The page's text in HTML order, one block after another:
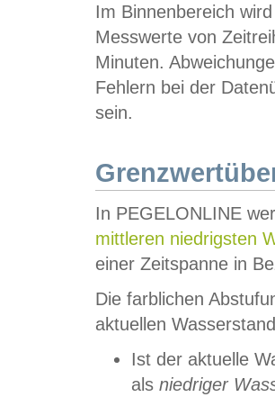
Im Binnenbereich
Messwerte von
Minuten.
Fehlern bei der
sein.
In PEGELONLINE
mittleren niedrigsten
einer Zeitspanne in
Die farblichen
aktuellen
Ist der aktuelle
als niedriger